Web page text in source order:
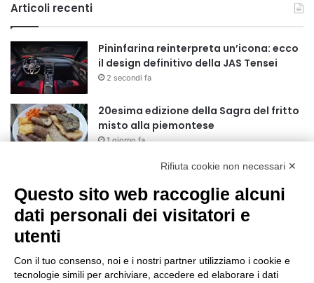
Articoli recenti
Pininfarina reinterpreta un’icona: ecco
il design definitivo della JAS Tensei
2 secondi fa
20esima edizione della Sagra del fritto
misto alla piemontese
1 giorno fa
Grande successo per la Mezza
Maratona di Sestriere “Memorial Pelle”
2 giorni fa
agosto
2 giorni fa
Rifiuta cookie non necessari ✕
Questo sito web raccoglie alcuni
dati personali dei visitatori e
utenti
Con il tuo consenso, noi e i nostri partner utilizziamo i cookie e
tecnologie simili per archiviare, accedere ed elaborare i dati